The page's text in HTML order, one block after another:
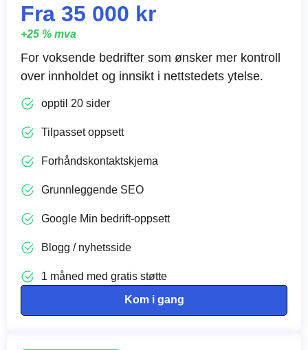
Fra 35 000 kr
+25 % mva
For voksende bedrifter som ønsker mer kontroll
over innholdet og innsikt i nettstedets ytelse.
opptil 20 sider
Tilpasset oppsett
Forhåndskontaktskjema
Grunnleggende SEO
Google Min bedrift-oppsett
Blogg / nyhetsside
1 måned med gratis støtte
Kom i gang